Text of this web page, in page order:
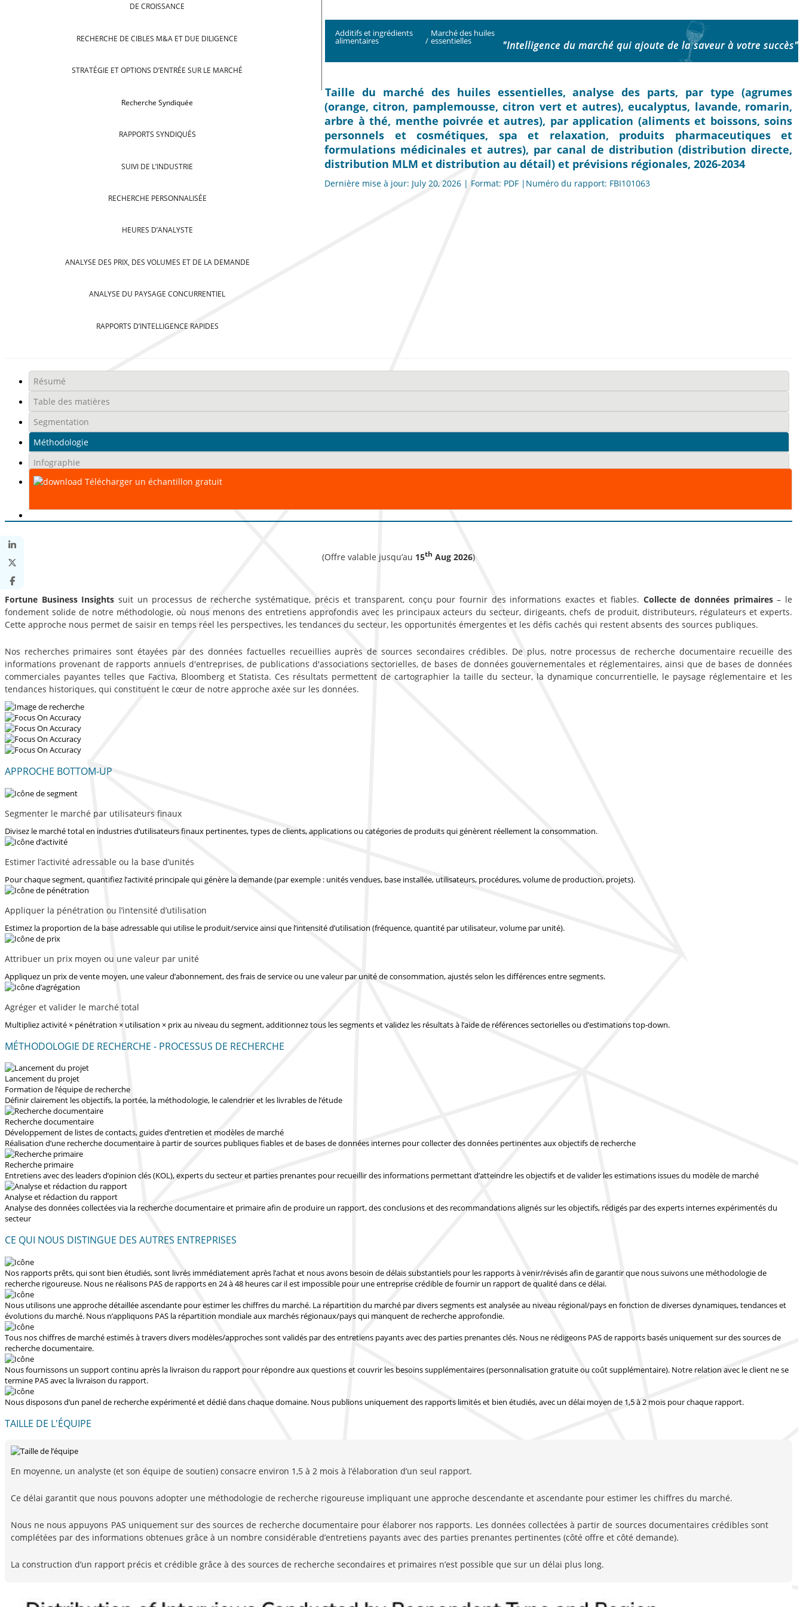
DE CROISSANCE
RECHERCHE DE CIBLES M&A ET DUE DILIGENCE
STRATÉGIE ET OPTIONS D’ENTRÉE SUR LE MARCHÉ
Recherche Syndiquée
RAPPORTS SYNDIQUÉS
SUIVI DE L’INDUSTRIE
RECHERCHE PERSONNALISÉE
HEURES D’ANALYSTE
ANALYSE DES PRIX, DES VOLUMES ET DE LA DEMANDE
ANALYSE DU PAYSAGE CONCURRENTIEL
RAPPORTS D’INTELLIGENCE RAPIDES
Additifs et ingrédients
alimentaires /
Marché des huiles
essentielles "Intelligence du marché qui ajoute de la saveur à votre succès"
Taille du marché des huiles essentielles, analyse des parts, par type (agrumes
(orange, citron, pamplemousse, citron vert et autres), eucalyptus, lavande, romarin,
arbre à thé, menthe poivrée et autres), par application (aliments et boissons, soins
personnels et cosmétiques, spa et relaxation, produits pharmaceutiques et
formulations médicinales et autres), par canal de distribution (distribution directe,
distribution MLM et distribution au détail) et prévisions régionales, 2026-2034
Dernière mise à jour: July 20, 2026 | Format: PDF |Numéro du rapport: FBI101063
Résumé
Table des matières
Segmentation
Méthodologie
Infographie
Télécharger un échantillon gratuit
(Offre valable jusqu’au 15th Aug 2026)
Fortune Business Insights suit un processus de recherche systématique, précis et transparent, conçu pour fournir des informations exactes et fiables. Collecte de données primaires– le
fondement solide de notre méthodologie, où nous menons des entretiens approfondis avec les principaux acteurs du secteur, dirigeants, chefs de produit, distributeurs, régulateurs et experts.
Cette approche nous permet de saisir en temps réel les perspectives, les tendances du secteur, les opportunités émergentes et les défis cachés qui restent absents des sources publiques.
Nos recherches primaires sont étayées par des données factuelles recueillies auprès de sources secondaires crédibles. De plus, notre processus de recherche documentaire recueille des
informations provenant de rapports annuels d'entreprises, de publications d'associations sectorielles, de bases de données gouvernementales et réglementaires, ainsi que de bases de données
commerciales payantes telles que Factiva, Bloomberg et Statista. Ces résultats permettent de cartographier la taille du secteur, la dynamique concurrentielle, le paysage réglementaire et les
tendances historiques, qui constituent le cœur de notre approche axée sur les données.
APPROCHE BOTTOM-UP
Segmenter le marché par utilisateurs finaux
Divisez le marché total en industries d’utilisateurs finaux pertinentes, types de clients, applications ou catégories de produits qui génèrent réellement la consommation.
Estimer l’activité adressable ou la base d’unités
Pour chaque segment, quantifiez l’activité principale qui génère la demande (par exemple : unités vendues, base installée, utilisateurs, procédures, volume de production, projets).
Appliquer la pénétration ou l’intensité d’utilisation
Estimez la proportion de la base adressable qui utilise le produit/service ainsi que l’intensité d’utilisation (fréquence, quantité par utilisateur, volume par unité).
Attribuer un prix moyen ou une valeur par unité
Appliquez un prix de vente moyen, une valeur d’abonnement, des frais de service ou une valeur par unité de consommation, ajustés selon les différences entre segments.
Agréger et valider le marché total
Multipliez activité × pénétration × utilisation × prix au niveau du segment, additionnez tous les segments et validez les résultats à l’aide de références sectorielles ou d’estimations top-down.
MÉTHODOLOGIE DE RECHERCHE - PROCESSUS DE RECHERCHE
Lancement du projet
Formation de l’équipe de recherche
Définir clairement les objectifs, la portée, la méthodologie, le calendrier et les livrables de l’étude
Recherche documentaire
Développement de listes de contacts, guides d’entretien et modèles de marché
Réalisation d’une recherche documentaire à partir de sources publiques fiables et de bases de données internes pour collecter des données pertinentes aux objectifs de recherche
Recherche primaire
Entretiens avec des leaders d’opinion clés (KOL), experts du secteur et parties prenantes pour recueillir des informations permettant d’atteindre les objectifs et de valider les estimations issues du modèle de marché
Analyse et rédaction du rapport
Analyse des données collectées via la recherche documentaire et primaire afin de produire un rapport, des conclusions et des recommandations alignés sur les objectifs, rédigés par des experts internes expérimentés du
secteur
CE QUI NOUS DISTINGUE DES AUTRES ENTREPRISES
Nos rapports prêts, qui sont bien étudiés, sont livrés immédiatement après l’achatet nous avons besoin de délais substantiels pour les rapports à venir/révisés afin de garantir que nous suivons une méthodologie de
recherche rigoureuse. Nous ne réalisons PAS de rapports en 24 à 48 heurescar il est impossible pour une entreprise crédible de fournir un rapport de qualité dans ce délai.
Nous utilisons une approche détaillée ascendante pour estimer les chiffres du marché. La répartition du marché par divers segments est analysée au niveau régional/pays en fonction de diverses dynamiques, tendances et
évolutions du marché. Nous n’appliquons PAS la répartition mondiale aux marchés régionaux/paysqui manquent de recherche approfondie.
Tous nos chiffres de marché estimés à travers divers modèles/approches sont validés par des entretiens payants avec des parties prenantes clés. Nous ne rédigeons PAS de rapports basés uniquement sur des sources de
recherche documentaire.
Nous fournissons un support continu après la livraison du rapport pour répondre aux questions et couvrir les besoins supplémentaires (personnalisation gratuite ou coût supplémentaire). Notre relation avec le client ne se
termine PAS avec la livraison du rapport.
Nous disposons d’un panel de recherche expérimenté et dédié dans chaque domaine. Nous publions uniquement des rapports limités et bien étudiés, avec un délai moyen de 1,5 à 2 mois pour chaque rapport.
TAILLE DE L'ÉQUIPE
En moyenne, un analyste (et son équipe de soutien) consacre environ 1,5 à 2 mois à l’élaboration d’un seul rapport.
Ce délai garantit que nous pouvons adopter une méthodologie de recherche rigoureuse impliquant une approche descendante et ascendante pour estimer les chiffres du marché.
Nous ne nous appuyons PAS uniquement sur des sources de recherche documentaire pour élaborer nos rapports. Les données collectées à partir de sources documentaires crédibles sont
complétées par des informations obtenues grâce à un nombre considérable d’entretiens payants avec des parties prenantes pertinentes (côté offre et côté demande).
La construction d’un rapport précis et crédible grâce à des sources de recherche secondaires et primaires n’est possible que sur un délai plus long.